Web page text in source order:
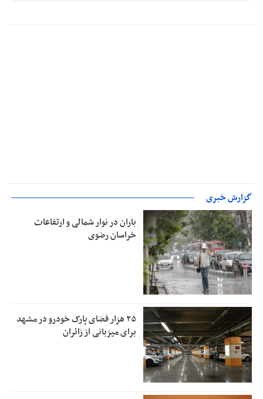
گزارش خبری
باران در نوار شمالی و ارتفاعات
خراسان رضوی
۲۵ هزار فضای پارک خودرو در مشهد
برای میزبانی از زائران